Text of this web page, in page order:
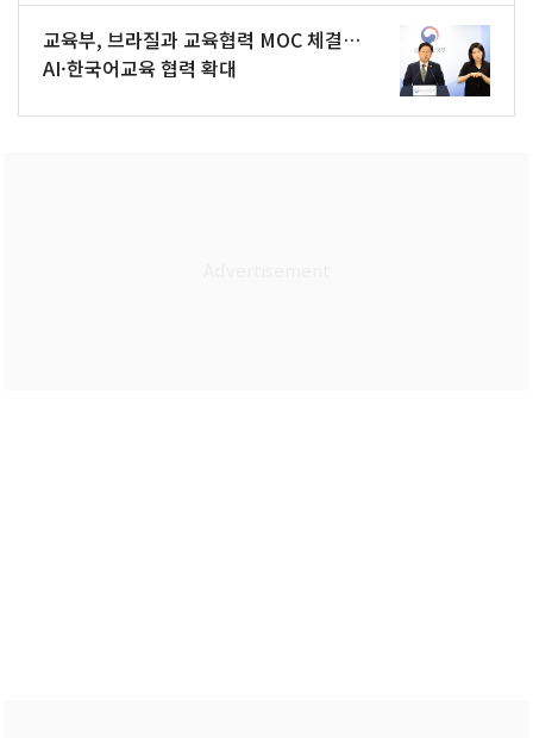
교육부, 브라질과 교육협력 MOC 체결…
AI·한국어교육 협력 확대